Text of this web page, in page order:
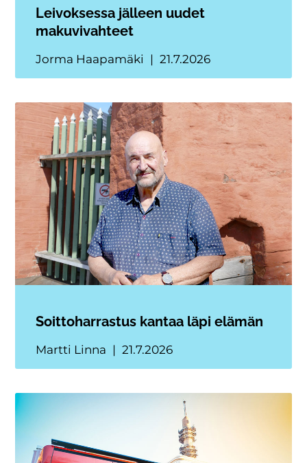
Leivoksessa jälleen uudet
makuvivahteet
Jorma Haapamäki 21.7.2026
Soittoharrastus kantaa läpi elämän
Martti Linna 21.7.2026